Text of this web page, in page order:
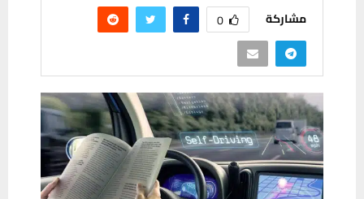
مشاركة 0